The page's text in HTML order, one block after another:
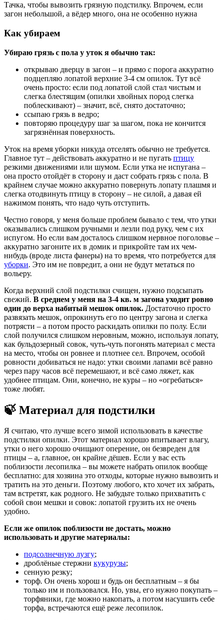
Тачка, чтобы вывозить грязную подстилку. Впрочем, если
загон небольшой, а вёдер много, она не особенно нужна
Как убираем
Убираю грязь с пола у уток я обычно так:
открываю дверцу в загон – и прямо с порога аккуратно
подцепляю лопатой верхние 3-4 см опилок. Тут всё
очень просто: если под лопатой слой стал чистым и
слегка блестящим (опилки хвойных пород слегка
поблескивают) – значит, всё, снято достаточно;
ссыпаю грязь в ведро;
повторяю процедуру шаг за шагом, пока не кончится
загрязнённая поверхность.
Уток на время уборки никуда отселять обычно не требуется.
Главное тут – действовать аккуратно и не пугать птицу
резкими движениями или шумом. Если утка не испугана –
она просто отойдёт в сторону и даст собрать грязь с пола. В
крайнем случае можно аккуратно повернуть лопату плашмя и
слегка отодвинуть птицу в сторону – не силой, а давая ей
нажимом понять, что надо чуть отступить.
Честно говоря, у меня больше проблем бывало с тем, что утки
оказывались слишком ручными и лезли под руку, чем с их
испугом. Но если вам досталось слишком нервное поголовье –
аккуратно загоните их в домик и прикройте там их чем-
нибудь (вроде листа фанеры) на то время, что потребуется для
уборки. Это им не повредит, а они не будут метаться по
вольеру.
Когда верхний слой подстилки счищен, нужно подсыпать
свежий. В среднем у меня на 3-4 кв. м загона уходит ровно
один до верха набитый мешок опилок. Достаточно просто
развязать мешок, опрокинуть его по центру загона и слегка
потрясти – а потом просто раскидать опилки по полу. Если
слой получился слишком неровным, можно, используя лопату,
как бульдозерный совок, чуть-чуть погонять материал с места
на место, чтобы он ровнее и плотнее сел. Впрочем, особой
ровности добиваться не надо: утки своими лапами всё равно
через пару часов всё перемешают, и всё само ляжет, как
удобнее птицам. Они, конечно, не куры – но «огребаться»
тоже любят.
🍃 Материал для подстилки
Я считаю, что лучше всего зимой использовать в качестве
подстилки опилки. Этот материал хорошо впитывает влагу,
утки о него хорошо очищают оперение, он безвреден для
птицы – а, главное, он крайне дёшев. Если у вас есть
поблизости лесопилка – вы можете набрать опилок вообще
бесплатно: для хозяина это отходы, которые нужно вывозить и
тратить на это деньги. Поэтому любого, кто хочет их забрать,
там встретят, как родного. Не забудьте только прихватить с
собой свои мешки и совок: лопатой грузить их не очень
удобно.
Если же опилок поблизости не достать, можно
использовать и другие материалы:
подсолнечную лузгу;
дроблёные стержни кукурузы;
сенную резку;
торф. Он очень хорош и будь он бесплатным – я бы
только им и пользовался. Но, увы, его нужно покупать –
торфяники, где можно накопать, а потом насушить себе
торфа, встречаются ещё реже лесопилок.